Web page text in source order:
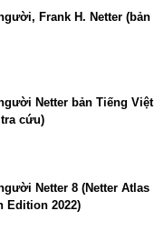
Frank H. Netter (bản
Netter bản Tiếng Việt
cứu)
Netter 8 (Netter Atlas
Edition 2022)